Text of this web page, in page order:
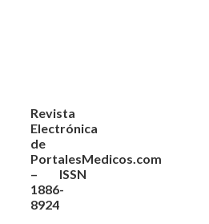
Revista
Electrónica
de
PortalesMedicos.com
– ISSN
1886-
8924